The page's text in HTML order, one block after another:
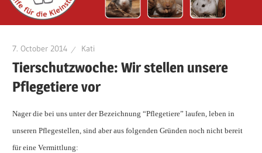
7. October 2014 Kati
Tierschutzwoche: Wir stellen unsere
Pflegetiere vor
Nager die bei uns unter der Bezeichnung “Pflegetiere” laufen, leben in
unseren Pflegestellen, sind aber aus folgenden Gründen noch nicht bereit
für eine Vermittlung: